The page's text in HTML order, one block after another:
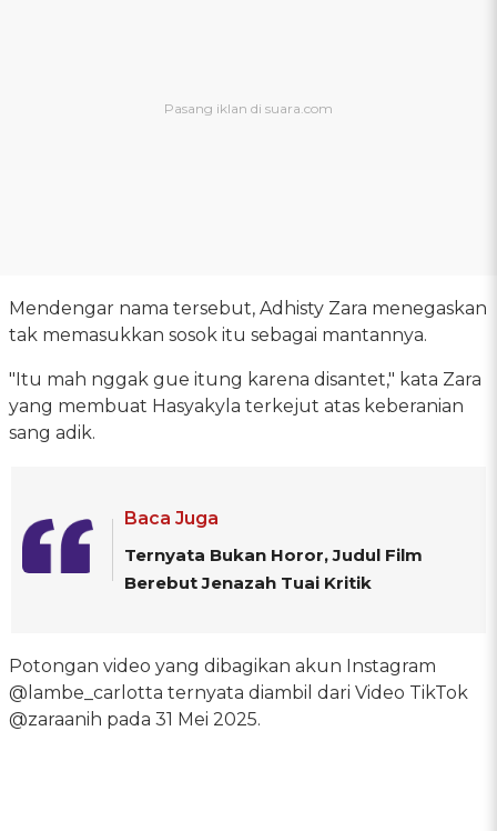
Mendengar nama tersebut, Adhisty Zara menegaskan
tak memasukkan sosok itu sebagai mantannya.
"Itu mah nggak gue itung karena disantet," kata Zara
yang membuat Hasyakyla terkejut atas keberanian
sang adik.
Baca Juga
Ternyata Bukan Horor, Judul Film
Berebut Jenazah Tuai Kritik
Potongan video yang dibagikan akun Instagram
@lambe_carlotta ternyata diambil dari Video TikTok
@zaraanih pada 31 Mei 2025.